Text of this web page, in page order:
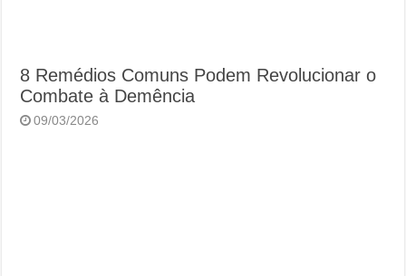
8 Remédios Comuns Podem Revolucionar o
Combate à Demência
09/03/2026